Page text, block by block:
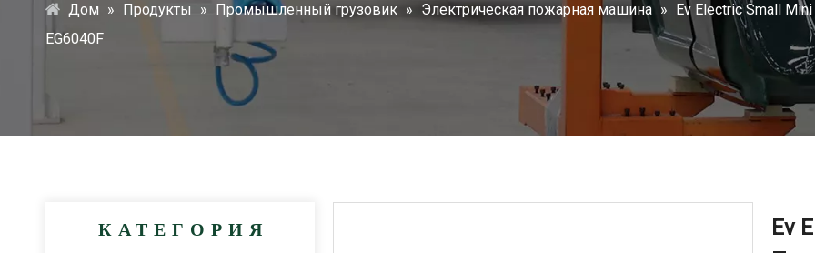
Дом » Продукты » Промышленный грузовик » Электрическая пожарная машина » Ev Electric Small
EG6040F
КАТЕГОРИЯ
Ev